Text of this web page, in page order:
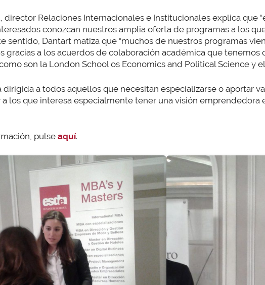
director Relaciones Internacionales e Institucionales explica que
conozcan nuestros amplia oferta de programas a los
sentido, Dantart matiza que “muchos de nuestros programas
gracias a los acuerdos de colaboración académica que
son la London School os Economics and Political Science y
dirigida a todos aquellos que necesitan especializarse o aportar
a los que interesa especialmente tener una visión emprendedora
pulseaquí.